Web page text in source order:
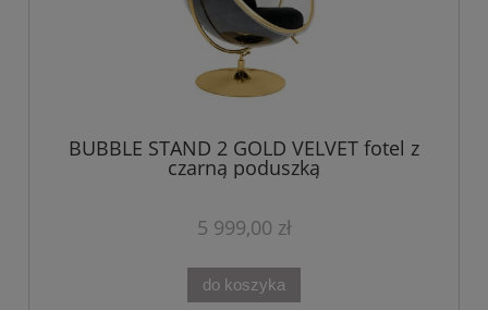
BUBBLE STAND 2 GOLD VELVET fotel z
czarną poduszką
5 999,00 zł
do koszyka